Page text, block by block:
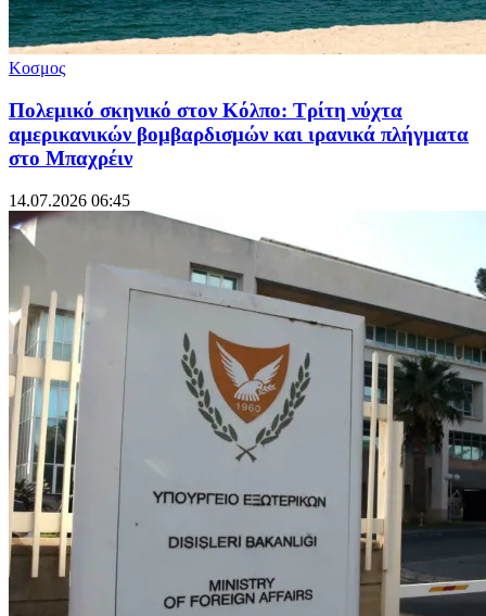
Κοσμος
Πολεμικό σκηνικό στον Κόλπο: Τρίτη νύχτα
αμερικανικών βομβαρδισμών και ιρανικά πλήγματα
στο Μπαχρέιν
14.07.2026 06:45